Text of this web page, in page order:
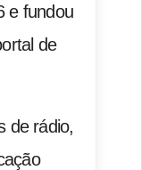
e fundou
de
de rádio,